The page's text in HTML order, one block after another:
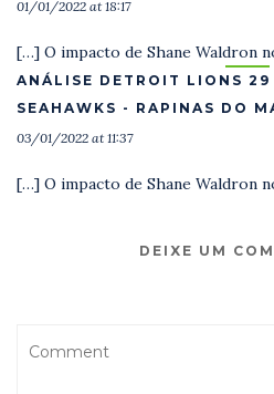
01/01/2022 at 18:17
[…] O impacto de Shane Waldron
ANÁLISE DETROIT LIONS 29
SEAHAWKS - RAPINAS DO
03/01/2022 at 11:37
[…] O impacto de Shane Waldron
DEIXE UM